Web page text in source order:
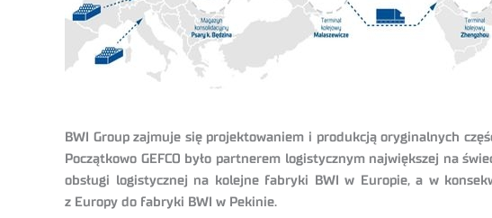
BWI Group zajmuje się projektowaniem i produkcją oryginalnych
Początkowo GEFCO było partnerem logistycznym największej na
obsługi logistycznej na kolejne fabryki BWI w Europie, a w
z Europy do fabryki BWI w Pekinie.